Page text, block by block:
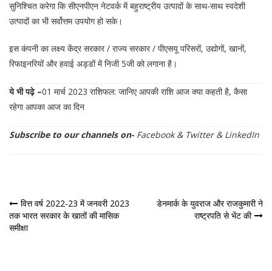
सुनिश्चित करेगा कि सीएनपीएन नेटवर्क में बहुराष्ट्रीय उत्पादों के साथ-साथ स्वदेशी
उत्पादों का भी सर्वोत्तम उपयोग हो सके।
इस कंपनी का लक्ष्य केंद्र सरकार / राज्य सरकार / पीएसयू परिसरों, उद्योगों, खानों,
रिफाइनरियों और हवाई अड्डों में निजी 5जी को लगाना है।
ये भी पढ़े –01 मार्च 2023 राशिफल: जानिए आपकी राशि आज क्या कहती है, कैसा
रहेगा आपका आज का दिन
Subscribe to our channels on- Facebook& Twitter& LinkedIn
पोस्ट
नेविगेशन
वित्त वर्ष 2022-23 में जनवरी 2023
तक भारत सरकार के खातों की मासिक
समीक्षा
डेनमार्क के युवराज और राजकुमारी ने
राष्ट्रपति से भेंट की